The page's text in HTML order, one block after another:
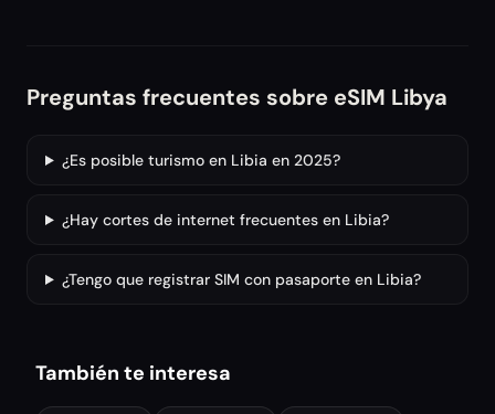
Preguntas frecuentes sobre eSIM Libya
¿Es posible turismo en Libia en 2025?
¿Hay cortes de internet frecuentes en Libia?
¿Tengo que registrar SIM con pasaporte en Libia?
También te interesa